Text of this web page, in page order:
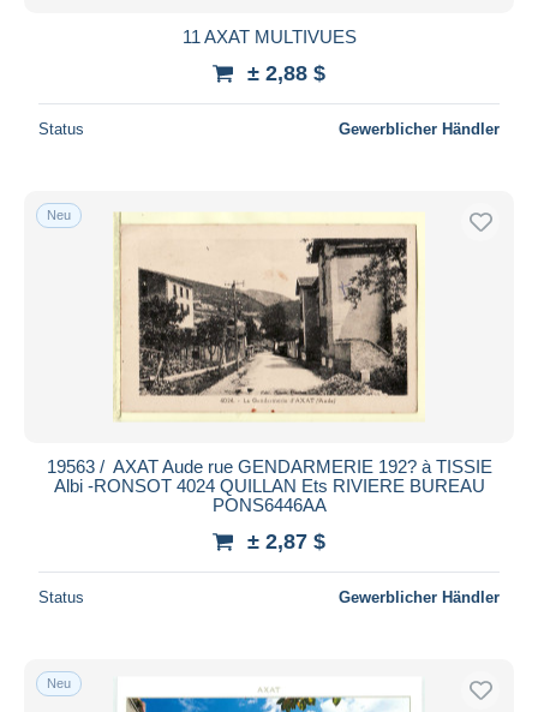
11 AXAT MULTIVUES
± 2,88 $
Status Gewerblicher Händler
Neu
19563 / ️ AXAT Aude rue GENDARMERIE 192? à TISSIE
Albi -RONSOT 4024 QUILLAN Ets RIVIERE BUREAU
PONS6446AA
± 2,87 $
Status Gewerblicher Händler
Neu